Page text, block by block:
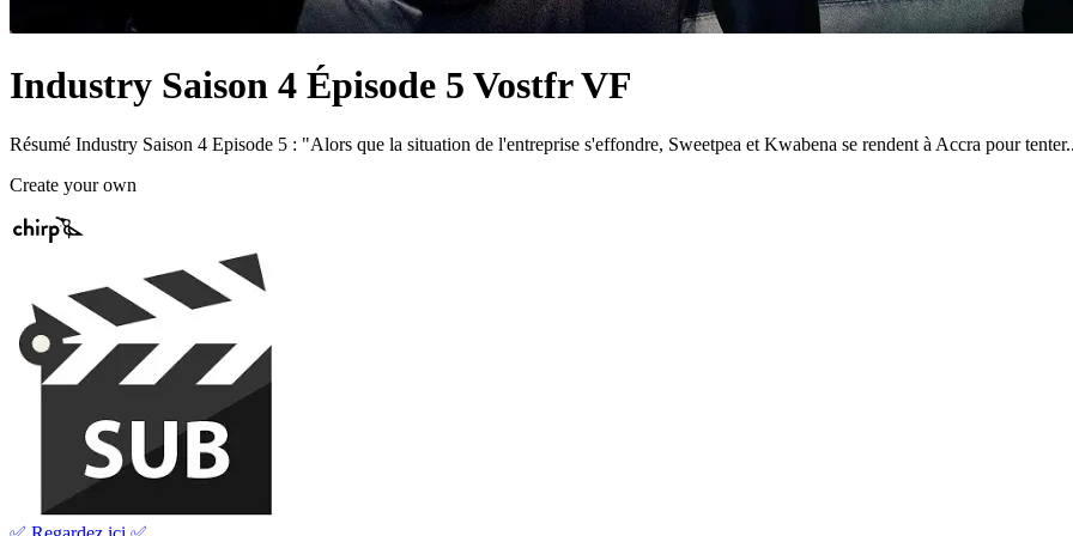
Industry Saison 4 Épisode 5 Vostfr VF
Résumé Industry Saison 4 Episode 5 : "Alors que la situation de l'entreprise s'effondre, Sweetpea et Kwabena se rendent à Accra pour
Create your own